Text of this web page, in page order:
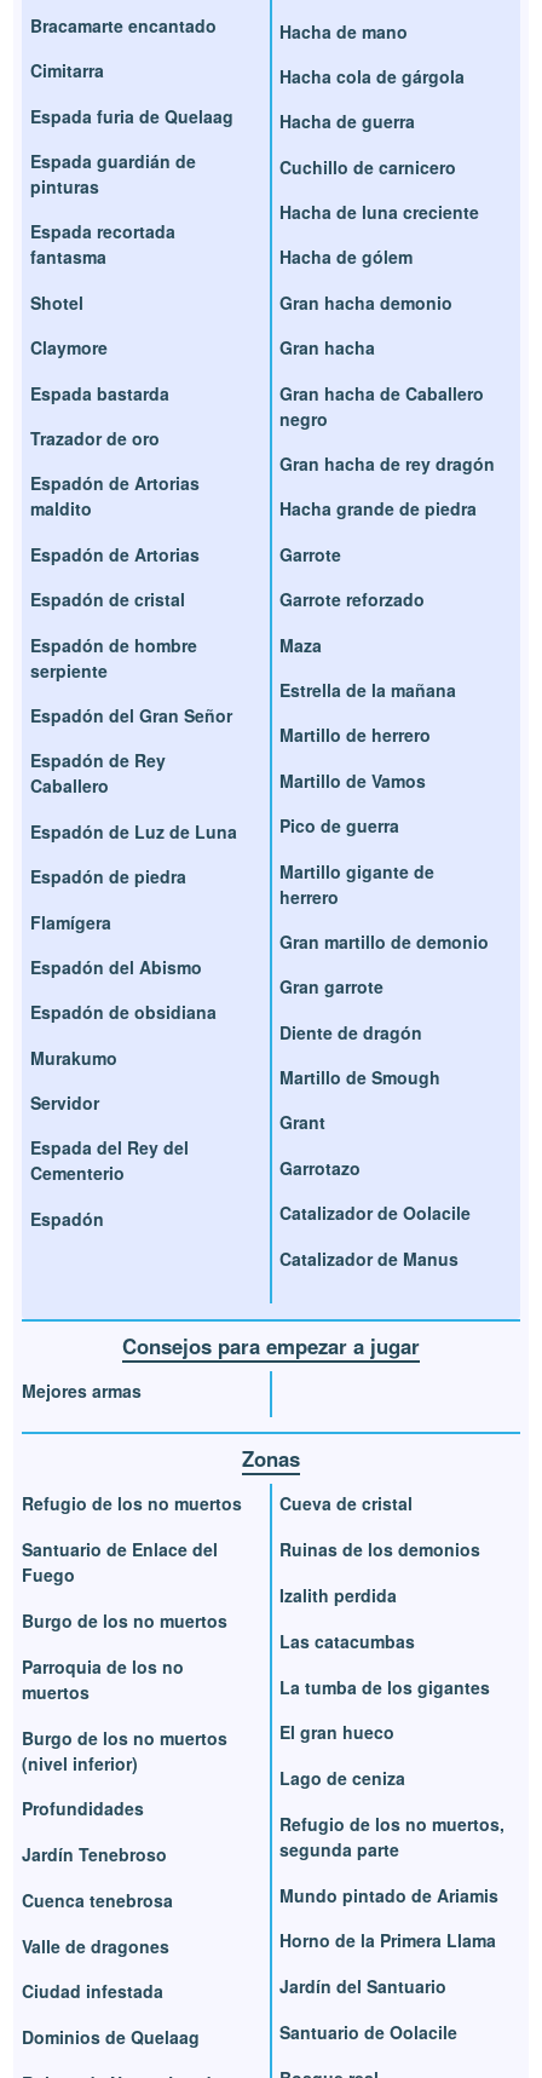
Bracamarte encantado
Cimitarra
Espada furia de Quelaag
Espada guardián de
pinturas
Espada recortada
fantasma
Shotel
Claymore
Espada bastarda
Trazador de oro
Espadón de Artorias
maldito
Espadón de Artorias
Espadón de cristal
Espadón de hombre
serpiente
Espadón del Gran Señor
Espadón de Rey
Caballero
Espadón de Luz de Luna
Espadón de piedra
Flamígera
Espadón del Abismo
Espadón de obsidiana
Murakumo
Servidor
Espada del Rey del
Cementerio
Espadón
Hacha de mano
Hacha cola de gárgola
Hacha de guerra
Cuchillo de carnicero
Hacha de luna creciente
Hacha de gólem
Gran hacha demonio
Gran hacha
Gran hacha de Caballero
negro
Gran hacha de rey dragón
Hacha grande de piedra
Garrote
Garrote reforzado
Maza
Estrella de la mañana
Martillo de herrero
Martillo de Vamos
Pico de guerra
Martillo gigante de
herrero
Gran martillo de demonio
Gran garrote
Diente de dragón
Martillo de Smough
Grant
Garrotazo
Catalizador de Oolacile
Catalizador de Manus
Consejos para empezar a jugar
Mejores armas
Zonas
Refugio de los no muertos
Santuario de Enlace del
Fuego
Burgo de los no muertos
Parroquia de los no
muertos
Burgo de los no muertos
(nivel inferior)
Profundidades
Jardín Tenebroso
Cuenca tenebrosa
Valle de dragones
Ciudad infestada
Dominios de Quelaag
Cueva de cristal
Ruinas de los demonios
Izalith perdida
Las catacumbas
La tumba de los gigantes
El gran hueco
Lago de ceniza
Refugio de los no muertos,
segunda parte
Mundo pintado de Ariamis
Horno de la Primera Llama
Jardín del Santuario
Santuario de Oolacile